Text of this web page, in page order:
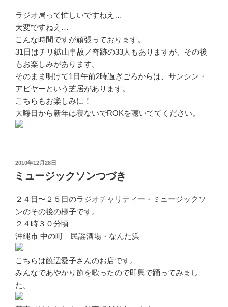
ラジオ局って忙しいですねえ…
大変ですねえ…
こんな時間ですが頑張っております。
31日はチリ鉱山事故／奇跡の33人もありますが、その後
もお楽しみがあります。
そのまま明けて1日午前2時過ぎごろからは、サンシン・
アビヤーという芝居があります。
こちらもお楽しみに！
大晦日から新年は寝ないでROKを聴いててください。
投
稿
日:
2010年12月28日
ミュージックソンつづき
２４日〜２５日のラジオチャリティー・ミュージックソ
ンのその後の様子です。
２４時３０分頃
沖縄市 中の町 民謡酒場・なんた浜
こちらは饒辺愛子さんのお店です。
みんなであやかり節を歌ったので即興で踊ってみまし
た。